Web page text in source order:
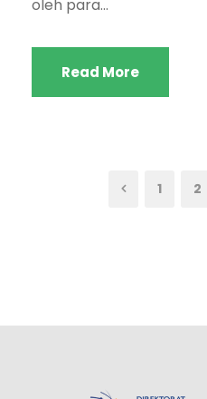
oleh para...
Read More
1 2